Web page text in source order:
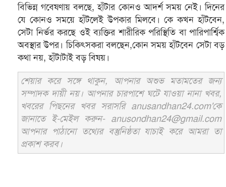
বিভিন্ন গবেষণায় বলছে, হাঁটার কোনও আদর্শ সময় নেই। দিনের
যে কোনও সময়ে হাঁটলেই উপকার মিলবে। কে কখন হাঁটবেন,
সেটা নির্ভর করছে ওই ব্যক্তির শারীরিক পরিস্থিতি বা পারিপার্শ্বিক
অবস্থার উপর। চিকিৎসকরা বলছেন,কোন সময় হাঁটবেন সেটা বড়
কথা নয়, হাঁটাটাই বড় বিষয়।
শেয়ার করে সঙ্গে থাকুন, আপনার অশুভ মতামতের জন্য
সম্পাদক দায়ী নয়। আপনার চারপাশে ঘটে যাওয়া নানা খবর,
খবরের পিছনের খবর সরাসরি anusandhan24.com'কে
জানাতে ই-মেইল করুন- anusondhan24@gmail.com
আপনার পাঠানো তথ্যের বস্তুনিষ্ঠতা যাচাই করে আমরা তা
প্রকাশ করব।